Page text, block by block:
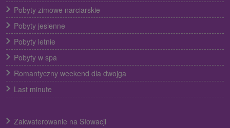
Pobyty zimowe narciarskie
Pobyty jesienne
Pobyty letnie
Pobyty w spa
Romantyczny weekend dla dwojga
Last minute
Zakwaterowanie na Słowacji